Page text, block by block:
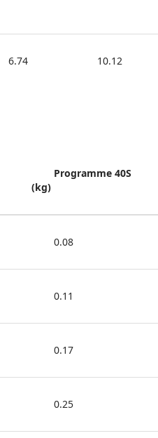
6.74 10.12
Programme 40S
(kg)
0.08
0.11
0.17
0.25